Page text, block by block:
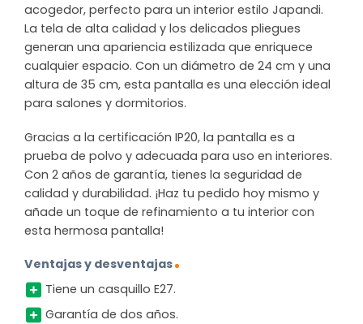
acogedor, perfecto para un interior estilo Japandi.
La tela de alta calidad y los delicados pliegues
generan una apariencia estilizada que enriquece
cualquier espacio. Con un diámetro de 24 cm y una
altura de 35 cm, esta pantalla es una elección ideal
para salones y dormitorios.
Gracias a la certificación IP20, la pantalla es a
prueba de polvo y adecuada para uso en interiores.
Con 2 años de garantía, tienes la seguridad de
calidad y durabilidad. ¡Haz tu pedido hoy mismo y
añade un toque de refinamiento a tu interior con
esta hermosa pantalla!
Ventajas y desventajas
Tiene un casquillo E27.
Garantía de dos años.